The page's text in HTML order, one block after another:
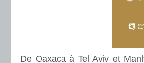
De Oaxaca à Tel Aviv et